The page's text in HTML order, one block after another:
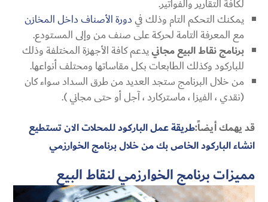
لكافة التقارير والفواتير.
يمكنك التحكم التام وذلك فيدورة الأصناف داخل المخازن
مع المعرفة التامة لحركة على صنف من وإلى المستودع.
برنامج نقاط البيع مجانييدعم كافة الأجهزة المختلفة وذلك
للباركود وكذلك الطابعات بكل مقاساتها ومحتلف أنواعها.
من خلال البرنامج ستجد العديد من طرق السداد سواء كان
(نقدي ، الفيزا ، ماستركارد ، آجل أو حتى مجاني ).
قد يهمك أيضاً:طريقة عمل الباركود للمحلات الان تستطيع
انشاء الباركود الخاص بك من خلال برنامج الخوارزمي
مميزات برنامج الخوارزمي لنقاط البيع